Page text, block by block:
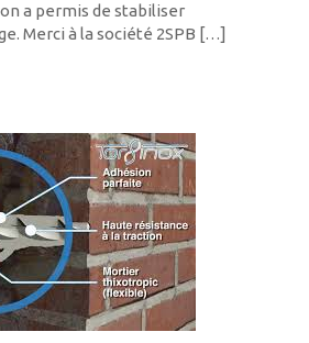
a permis de stabiliser
Merci à la société 2SPB […]